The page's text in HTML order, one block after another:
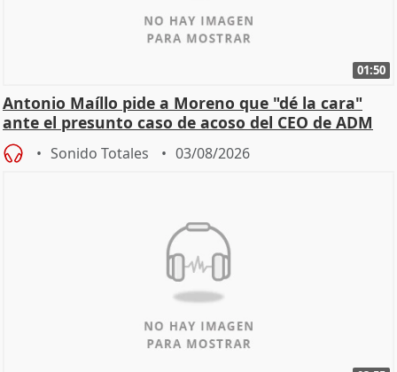
01:50
Antonio Maíllo pide a Moreno que "dé la cara"
ante el presunto caso de acoso del CEO de ADM
Sonido Totales 03/08/2026